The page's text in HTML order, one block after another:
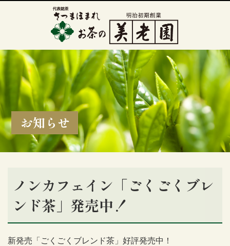
お知らせ
ノンカフェイン「ごくごくブレ
ンド茶」発売中！
新発売「ごくごくブレンド茶」好評発売中！